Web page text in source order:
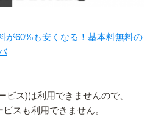
が60%も安くなる！基本料無料の
ビス)は利用できませんので、
スも利用できません。